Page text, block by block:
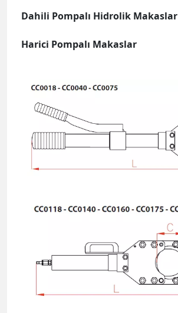
Dahili Pompalı Hidrolik Makaslar
Harici Pompalı Makaslar